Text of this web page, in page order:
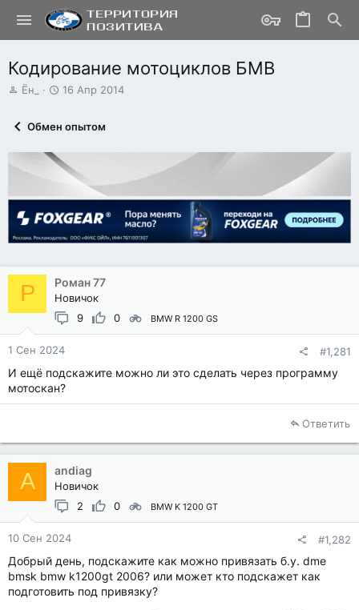
Кодирование мотоциклов БМВ
А
ы
Ён_
Д
а
а
ч
л
а
16 Апр 2014
Обмен опытом
Р Роман 77
Новичок
9
0 BMW R 1200 GS
1 Сен 2024 #1,281
И ещё подскажите можно ли это сделать через программу
мотоскан?
Ответить
A andiag
Новичок
2
0 BMW K 1200 GT
10 Сен 2024 #1,282
Добрый день, подскажите как можно привязать б.у. dme
bmsk bmw k1200gt 2006? или может кто подскажет как
подготовить под привязку?